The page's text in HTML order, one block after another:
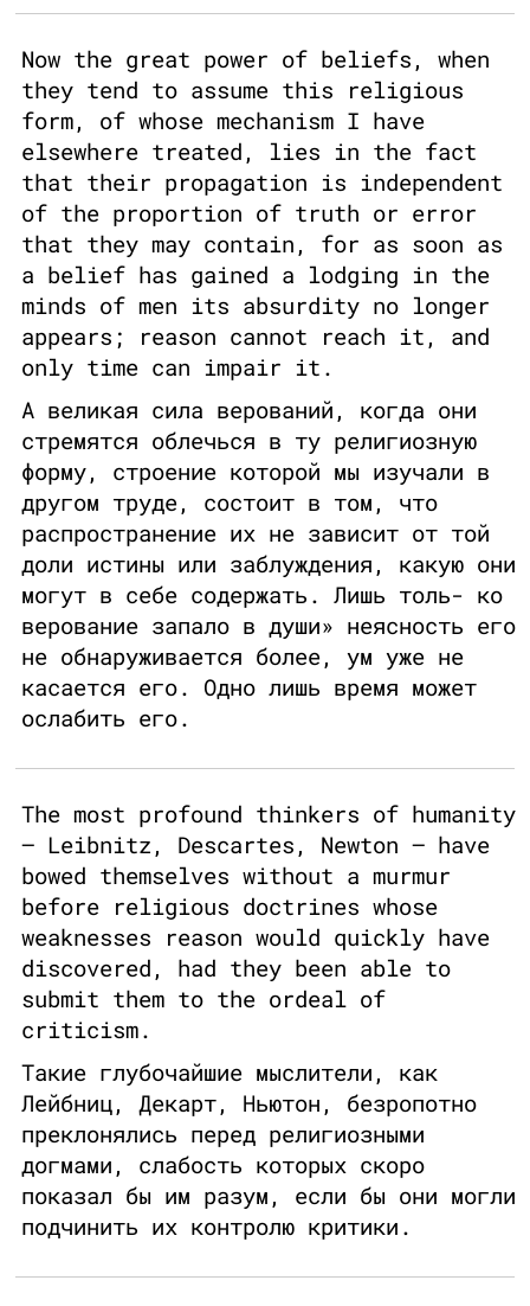
Now the great power of beliefs, when
they tend to assume this religious
form, of whose mechanism I have
elsewhere treated, lies in the fact
that their propagation is independent
of the proportion of truth or error
that they may contain, for as soon as
a belief has gained a lodging in the
minds of men its absurdity no longer
appears; reason cannot reach it, and
only time can impair it.
А великая сила верований, когда они
стремятся облечься в ту религиозную
форму, строение которой мы изучали в
другом труде, состоит в том, что
распространение их не зависит от той
доли истины или заблуждения, какую они
могут в себе содержать. Лишь толь- ко
верование запало в души» неясность его
не обнаруживается более, ум уже не
касается его. Одно лишь время может
ослабить его.
The most profound thinkers of humanity
— Leibnitz, Descartes, Newton — have
bowed themselves without a murmur
before religious doctrines whose
weaknesses reason would quickly have
discovered, had they been able to
submit them to the ordeal of
criticism.
Такие глубочайшие мыслители, как
Лейбниц, Декарт, Ньютон, безропотно
преклонялись перед религиозными
догмами, слабость которых скоро
показал бы им разум, если бы они могли
подчинить их контролю критики.